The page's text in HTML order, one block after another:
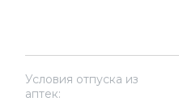
Условия отпуска из
аптек: